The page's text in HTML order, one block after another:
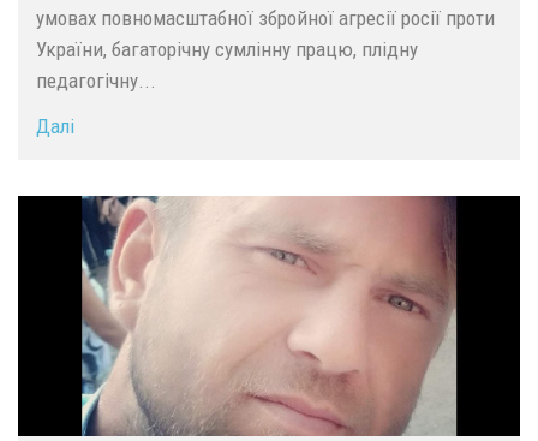
умовах повномасштабної збройної агресії росії проти
України, багаторічну сумлінну працю, плідну
педагогічну...
Далі